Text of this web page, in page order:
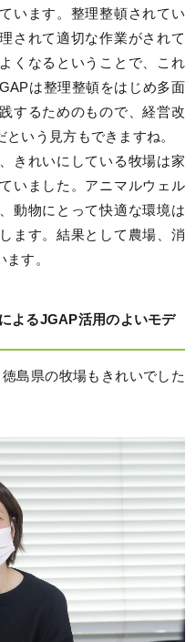
います。整理整頓されてい
されて適切な作業がされて
くなるということで、これ
は整理整頓をはじめ多面
するためのもので、経営改
いう見方もできますね。
きれいにしている牧場は家
いました。アニマルウェル
動物にとって快適な環境は
ます。結果として農場、消
す。
よるJGAP活用のよいモデ
島県の牧場もきれいでした